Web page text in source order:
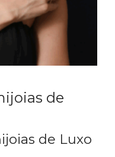
de
de Luxo